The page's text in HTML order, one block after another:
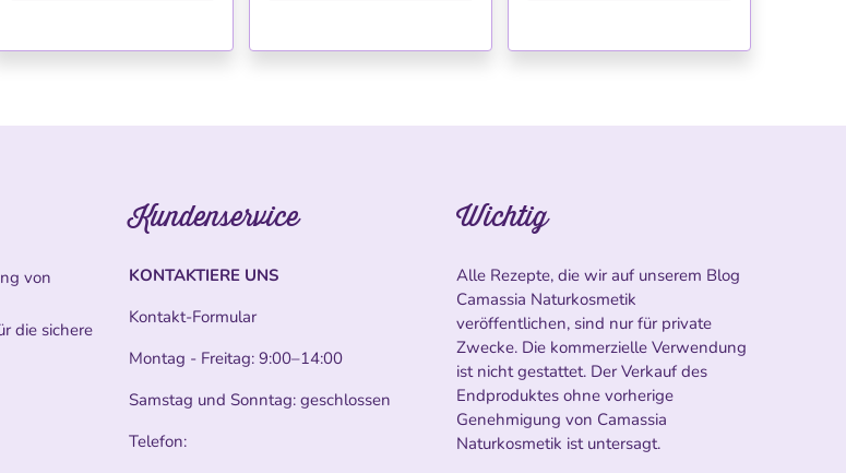
von
die sichere
Kundenservice
KONTAKTIERE UNS
Kontakt-Formular
Montag - Freitag: 9:00–14:00
Samstag und Sonntag: geschlossen
Telefon:
Wichtig
Alle Rezepte, die wir auf unserem Blog
Camassia Naturkosmetik
veröffentlichen, sind nur für private
Zwecke. Die kommerzielle Verwendung
ist nicht gestattet. Der Verkauf des
Endproduktes ohne vorherige
Genehmigung von Camassia
Naturkosmetik ist untersagt.